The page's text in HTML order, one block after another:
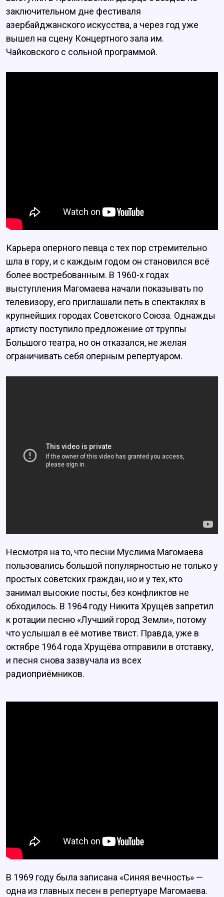
заключительном дне фестиваля
азербайджанского искусства, а через год уже
вышел на сцену Концертного зала им.
Чайковского с сольной программой.
Карьера оперного певца с тех пор стремительно
шла в гору, и с каждым годом он становился всё
более востребованным. В 1960-х годах
выступления Магомаева начали показывать по
телевизору, его приглашали петь в спектаклях в
крупнейших городах Советского Союза. Однажды
артисту поступило предложение от труппы
Большого театра, но он отказался, не желая
ограничивать себя оперным репертуаром.
Несмотря на то, что песни Муслима Магомаева
пользовались большой популярностью не только у
простых советских граждан, но и у тех, кто
занимал высокие посты, без конфликтов не
обходилось. В 1964 году Никита Хрущёв запретил
к ротации песню «Лучший город Земли», потому
что услышал в её мотиве твист. Правда, уже в
октябре 1964 года Хрущёва отправили в отставку,
и песня снова зазвучала из всех
радиоприёмников.
В 1969 году была записана «Синяя вечность» —
одна из главных песен в репертуаре Магомаева.